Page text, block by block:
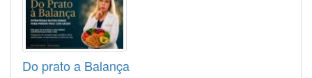
Do prato a Balança